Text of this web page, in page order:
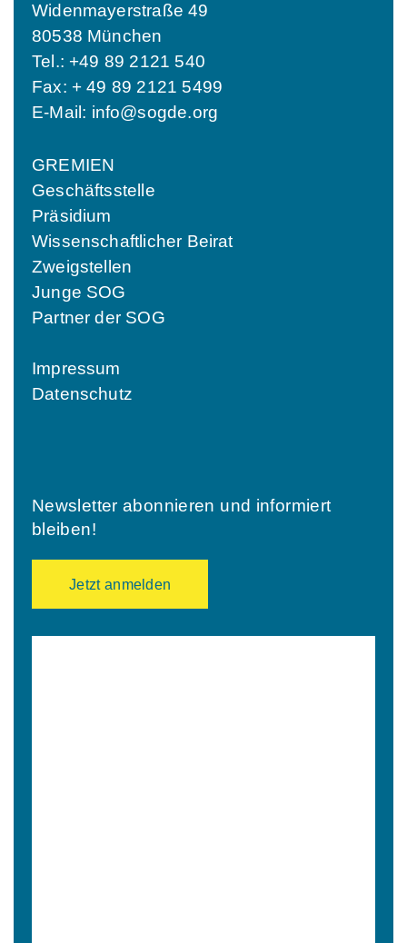
Widenmayerstraße 49
80538 München
Tel.: +49 89 2121 540
Fax: + 49 89 2121 5499
E-Mail: info@sogde.org
GREMIEN
Geschäftsstelle
Präsidium
Wissenschaftlicher Beirat
Zweigstellen
Junge SOG
Partner der SOG
Impressum
Datenschutz
Newsletter abonnieren und informiert
bleiben!
Jetzt anmelden